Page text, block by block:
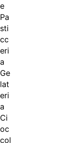
e
Pa
sti
cc
eri
a
Ge
lat
eri
a
Ci
oc
col